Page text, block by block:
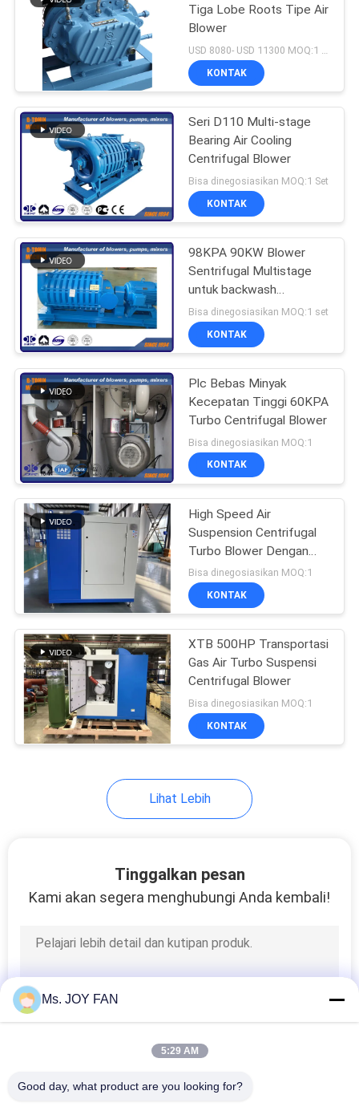
SITEMAP
PRIVACY
POLICY
Tiga Lobe Roots Tipe Air
Blower
USD 8080- USD 11300 MOQ:1 Set
KONTAK
Seri D110 Multi-stage
Bearing Air Cooling
Centrifugal Blower
Bisa dinegosiasikan MOQ:1 Set
KONTAK
98KPA 90KW Blower
Sentrifugal Multistage
untuk backwash
50m³/menit
Bisa dinegosiasikan MOQ:1 set
KONTAK
Plc Bebas Minyak
Kecepatan Tinggi 60KPA
Turbo Centrifugal Blower
Bisa dinegosiasikan MOQ:1
KONTAK
High Speed Air
Suspension Centrifugal
Turbo Blower Dengan
49,9-89,4m3/min
Terapung
Bisa dinegosiasikan MOQ:1
KONTAK
XTB 500HP Transportasi
Gas Air Turbo Suspensi
Centrifugal Blower
Bisa dinegosiasikan MOQ:1
KONTAK
Lihat Lebih
Tinggalkan pesan
Kami akan segera menghubungi Anda kembali!
Ms. JOY FAN
5:29 AM
Good day, what product are you looking for?